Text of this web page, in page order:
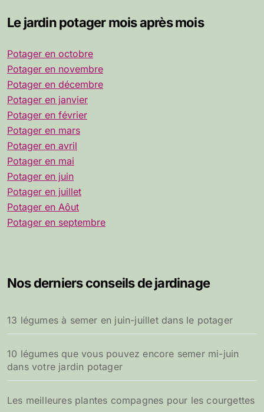
Le jardin potager mois après mois
Potager en octobre
Potager en novembre
Potager en décembre
Potager en janvier
Potager en février
Potager en mars
Potager en avril
Potager en mai
Potager en juin
Potager en juillet
Potager en Aôut
Potager en septembre
Nos derniers conseils de jardinage
13 légumes à semer en juin-juillet dans le potager
10 légumes que vous pouvez encore semer mi-juin
dans votre jardin potager
Les meilleures plantes compagnes pour les courgettes